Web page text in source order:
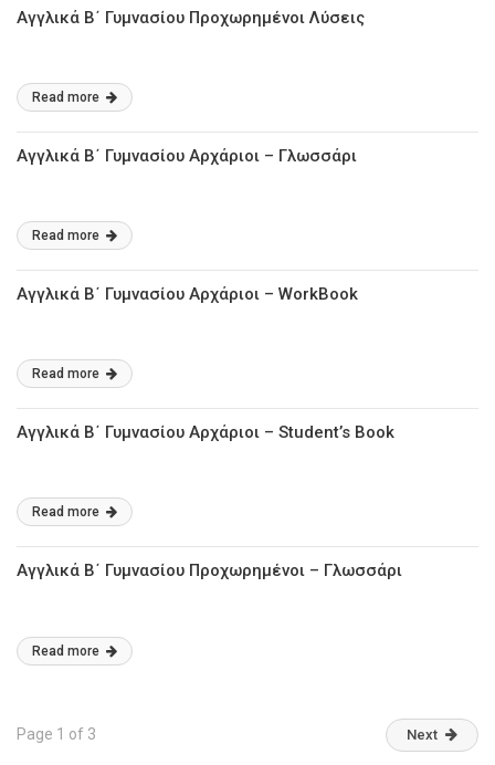
Αγγλικά Β΄ Γυμνασίου Προχωρημένοι Λύσεις
Read more
Αγγλικά Β΄ Γυμνασίου Αρχάριοι – Γλωσσάρι
Read more
Αγγλικά Β΄ Γυμνασίου Αρχάριοι – WorkBook
Read more
Αγγλικά Β΄ Γυμνασίου Αρχάριοι – Student’s Book
Read more
Αγγλικά Β΄ Γυμνασίου Προχωρημένοι – Γλωσσάρι
Read more
Page 1 of 3 Next